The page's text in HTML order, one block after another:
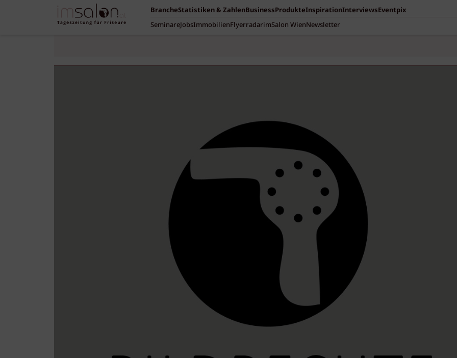
BrancheStatistiken & ZahlenBusinessProdukteInspirationInterviewsEventpix
SeminareJobsImmobilienFlyerradarimSalon WienNewsletter